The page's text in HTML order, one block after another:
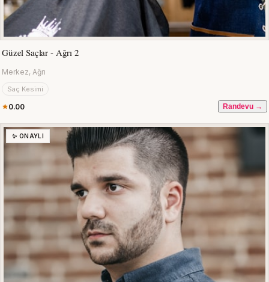
Güzel Saçlar - Ağrı 2
Merkez, Ağrı
Saç Kesimi
0.00 Randevu →
✨ ONAYLI